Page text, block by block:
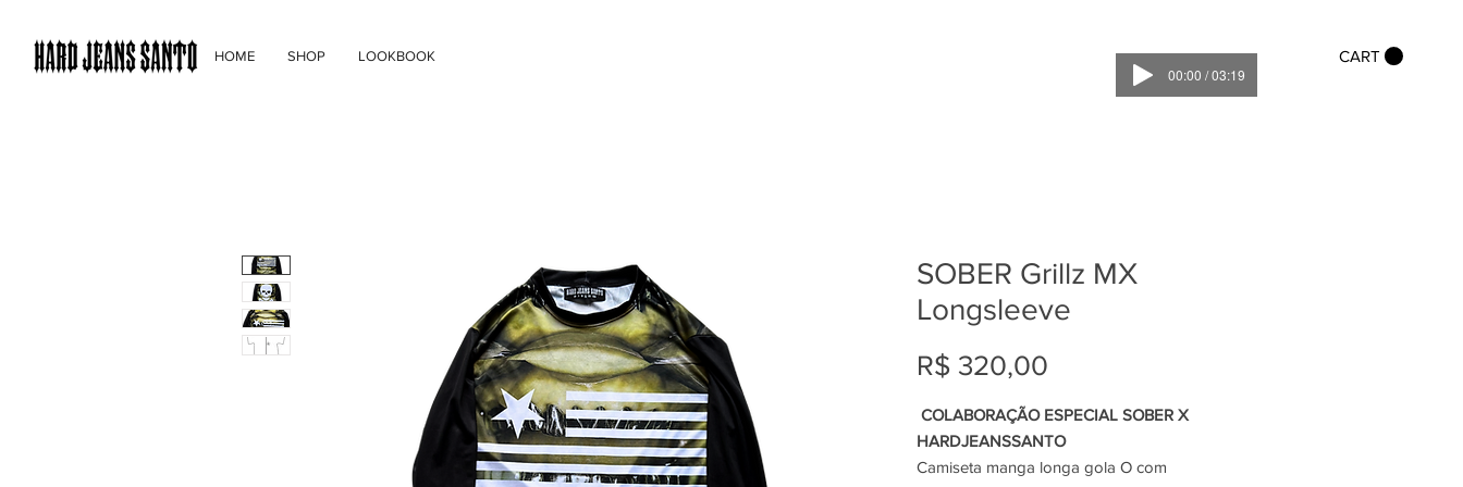
HOME SHOP LOOKBOOK CART
SOBER Grillz MX
Longsleeve
R$ 320,00
COLABORAÇÃO ESPECIAL SOBER X
HARDJEANSSANTO
Camiseta manga longa gola O com
00:00 / 03:19